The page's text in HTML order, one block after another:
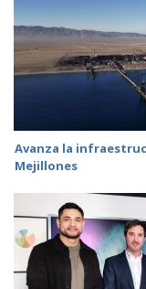
Avanza la
Mejillones